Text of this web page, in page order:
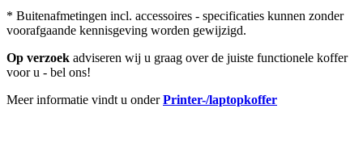
* Buitenafmetingen incl. accessoires - specificaties kunnen zonder
voorafgaande kennisgeving worden gewijzigd.
Op verzoek adviseren wij u graag over de juiste functionele koffer
voor u - bel ons!
Meer informatie vindt u onderPrinter-/laptopkoffer